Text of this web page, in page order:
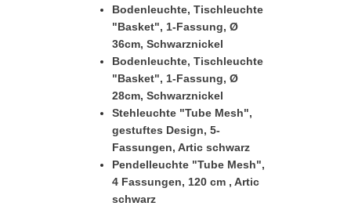
Bodenleuchte, Tischleuchte
"Basket", 1-Fassung, Ø
36cm, Schwarznickel
Bodenleuchte, Tischleuchte
"Basket", 1-Fassung, Ø
28cm, Schwarznickel
Stehleuchte "Tube Mesh",
gestuftes Design, 5-
Fassungen, Artic schwarz
Pendelleuchte "Tube Mesh",
4 Fassungen, 120 cm , Artic
schwarz